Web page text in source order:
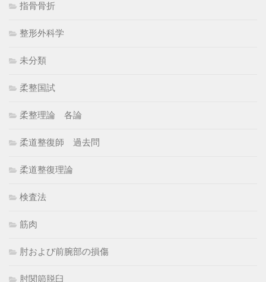
指骨骨折
整形外科学
未分類
柔整国試
柔整理論 各論
柔道整復師 過去問
柔道整復理論
検査法
筋肉
肘および前腕部の損傷
肘関節脱臼